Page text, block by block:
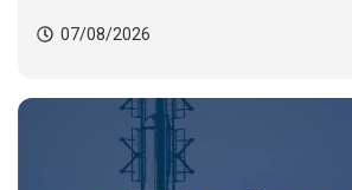
07/08/2026